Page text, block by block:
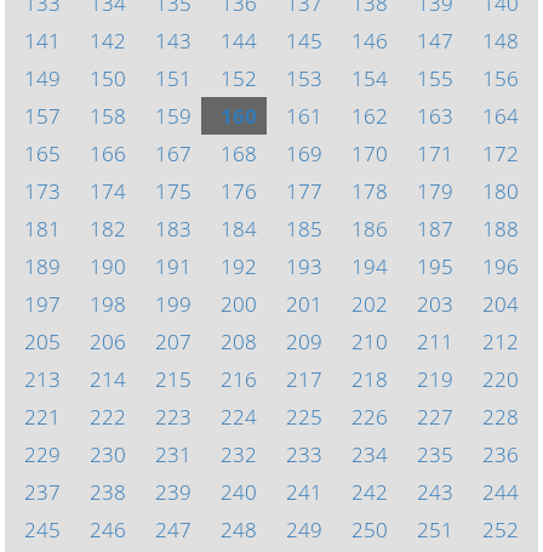
141
142 143 144 145 146 147
148
149
150 151 152 153 154 155
156
157
158 159 160 161 162 163
164
165
166 167 168 169 170 171
172
173
174 175 176 177 178 179
180
181
182 183 184 185 186 187
188
189
190 191 192 193 194 195
196
197
198 199 200 201 202 203
204
205
206 207 208 209 210 211
212
213
214 215 216 217 218 219
220
221
222 223 224 225 226 227
228
229
230 231 232 233 234 235
236
237
238 239 240 241 242 243
244
245
246 247 248 249 250 251
252